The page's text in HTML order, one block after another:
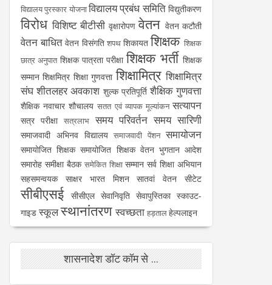
विद्यालय पुरस्कार योजनाविद्यालय प्रबंध समिति विद्युतीकरण
विरोध विशिष्ट बीटीसी वृक्षारोपण वेतन वेतन कटौती
वेतन बाधित वेतन विसंगति शपथ शिकायत शिक्षक शिक्षक
छात्र अनुपात शिक्षक पात्रता परीक्षा शिक्षक भर्ती शिक्षक
सम्मान शिक्षमित्र शिक्षा गुणवत्ता शिक्षामित्र शिक्षामित्र
संघ शीतलहर अवकाश शुल्क प्रतिपूर्ति शैक्षिक गुणवत्ता
शैक्षिक नवाचार शौचालय सतत एवं व्यापक मूल्यांकन सत्यापन
सत्र परीक्षा सत्रलाभ समय परिवर्तन समय सारिणी
समाजवादी अभिनव विद्यालय समाजवादी पेंशन समायोजन
समायोजित शिक्षक समायोजित शिक्षक वेतन भुगतान आदेश
समारोह समीक्षा बैठक समेकित शिक्षा सम्मान सर्व शिक्षा अभियान
सहसमन्वयक
साक्षर भारत मिशन सातवां वेतन सीटेट
सीबीएसई सीसीएल सेवानिवृति सेवापुस्तिका स्काउट-
गाइड स्कूलस्थानांतरण स्वच्छता हड़तालहेल्पलाइन
शासनादेश डॉट कॉम से ...